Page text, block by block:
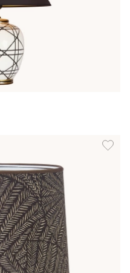
Lägg